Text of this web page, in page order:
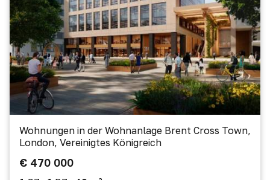
Wohnungen in der Wohnanlage Brent Cross Town,
London, Vereinigtes Königreich
€ 470 000